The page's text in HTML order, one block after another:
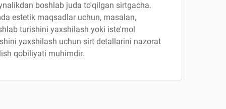
boshlab juda to'qilgan sirtgacha.
estetik maqsadlar uchun, masalan,
turishini yaxshilash yoki iste'mol
yaxshilash uchun sirt detallarini nazorat
qobiliyati muhimdir.